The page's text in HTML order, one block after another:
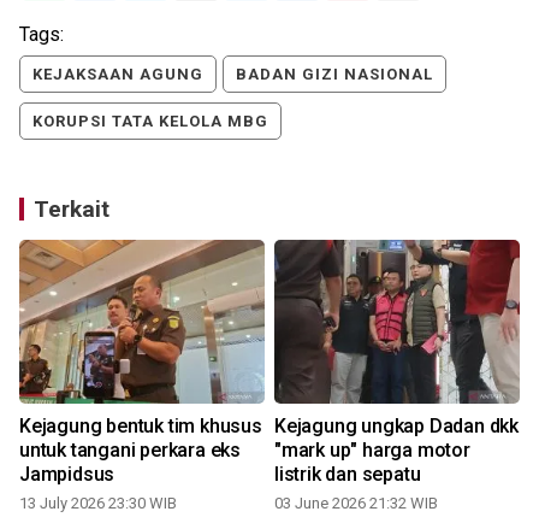
Tags:
KEJAKSAAN AGUNG BADAN GIZI NASIONAL
KORUPSI TATA KELOLA MBG
Terkait
Kejagung bentuk tim khusus
untuk tangani perkara eks
Jampidsus
13 July 2026 23:30 WIB
Kejagung ungkap Dadan dkk
"mark up" harga motor
listrik dan sepatu
03 June 2026 21:32 WIB